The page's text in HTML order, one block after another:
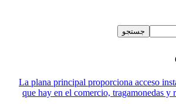
La plana principal proporciona
que hay en el comercio,